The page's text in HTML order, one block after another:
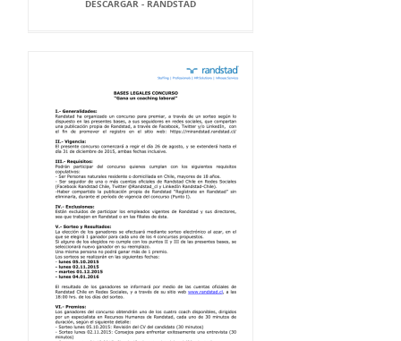
DESCARGAR - RANDSTAD